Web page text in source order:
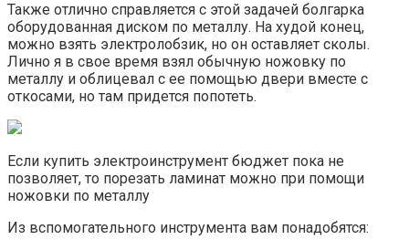
Также отлично справляется с этой задачей болгарка
оборудованная диском по металлу. На худой конец,
можно взять электролобзик, но он оставляет сколы.
Лично я в свое время взял обычную ножовку по
металлу и облицевал с ее помощью двери вместе с
откосами, но там придется попотеть.
Если купить электроинструмент бюджет пока не
позволяет, то порезать ламинат можно при помощи
ножовки по металлу
Из вспомогательного инструмента вам понадобятся: